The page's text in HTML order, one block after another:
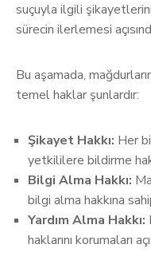
suçuyla ilgili
sürecin ilerlemesi
Bu aşamada,
temel haklar şunlardır:
Şikayet Hakkı: Her
yetkililere bildirme
Bilgi Alma Hakkı:
bilgi alma hakkına
Yardım Alma Hakkı:
haklarını korumaları